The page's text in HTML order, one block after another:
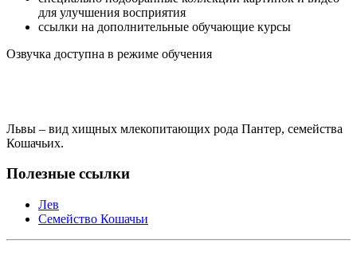
для улучшения восприятия
ссылки на дополнительные обучающие курсы
Озвучка доступна в режиме обучения
Львы – вид хищных млекопитающих рода Пантер, семейства
Кошачьих.
Полезные ссылки
Лев
Семейство Кошачьи